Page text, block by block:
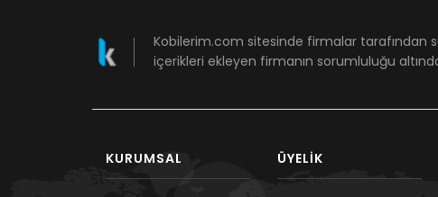
Kobilerim.com sitesinde firmalar tarafından
içerikleri ekleyen firmanın sorumluluğu
KURUMSAL ÜYELIK